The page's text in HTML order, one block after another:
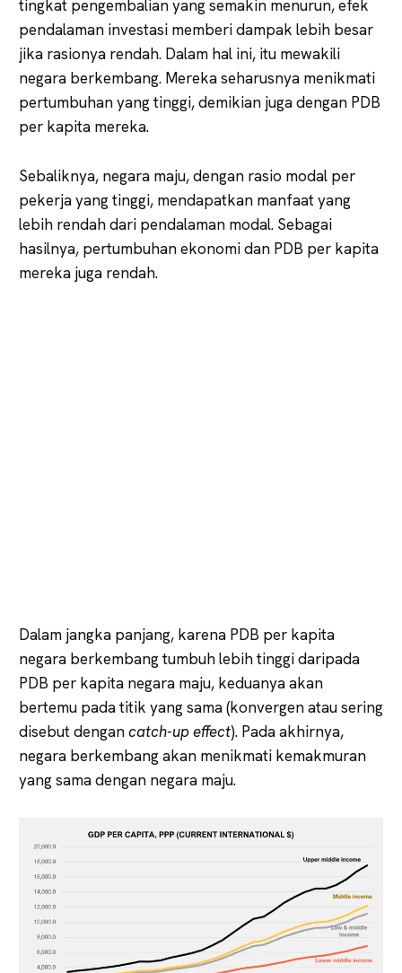
tingkat pengembalian yang semakin menurun, efek
pendalaman investasi memberi dampak lebih besar
jika rasionya rendah. Dalam hal ini, itu mewakili
negara berkembang. Mereka seharusnya menikmati
pertumbuhan yang tinggi, demikian juga dengan PDB
per kapita mereka.
Sebaliknya, negara maju, dengan rasio modal per
pekerja yang tinggi, mendapatkan manfaat yang
lebih rendah dari pendalaman modal. Sebagai
hasilnya, pertumbuhan ekonomi dan PDB per kapita
mereka juga rendah.
Dalam jangka panjang, karena PDB per kapita
negara berkembang tumbuh lebih tinggi daripada
PDB per kapita negara maju, keduanya akan
bertemu pada titik yang sama (konvergen atau sering
disebut dengancatch-up effect). Pada akhirnya,
negara berkembang akan menikmati kemakmuran
yang sama dengan negara maju.